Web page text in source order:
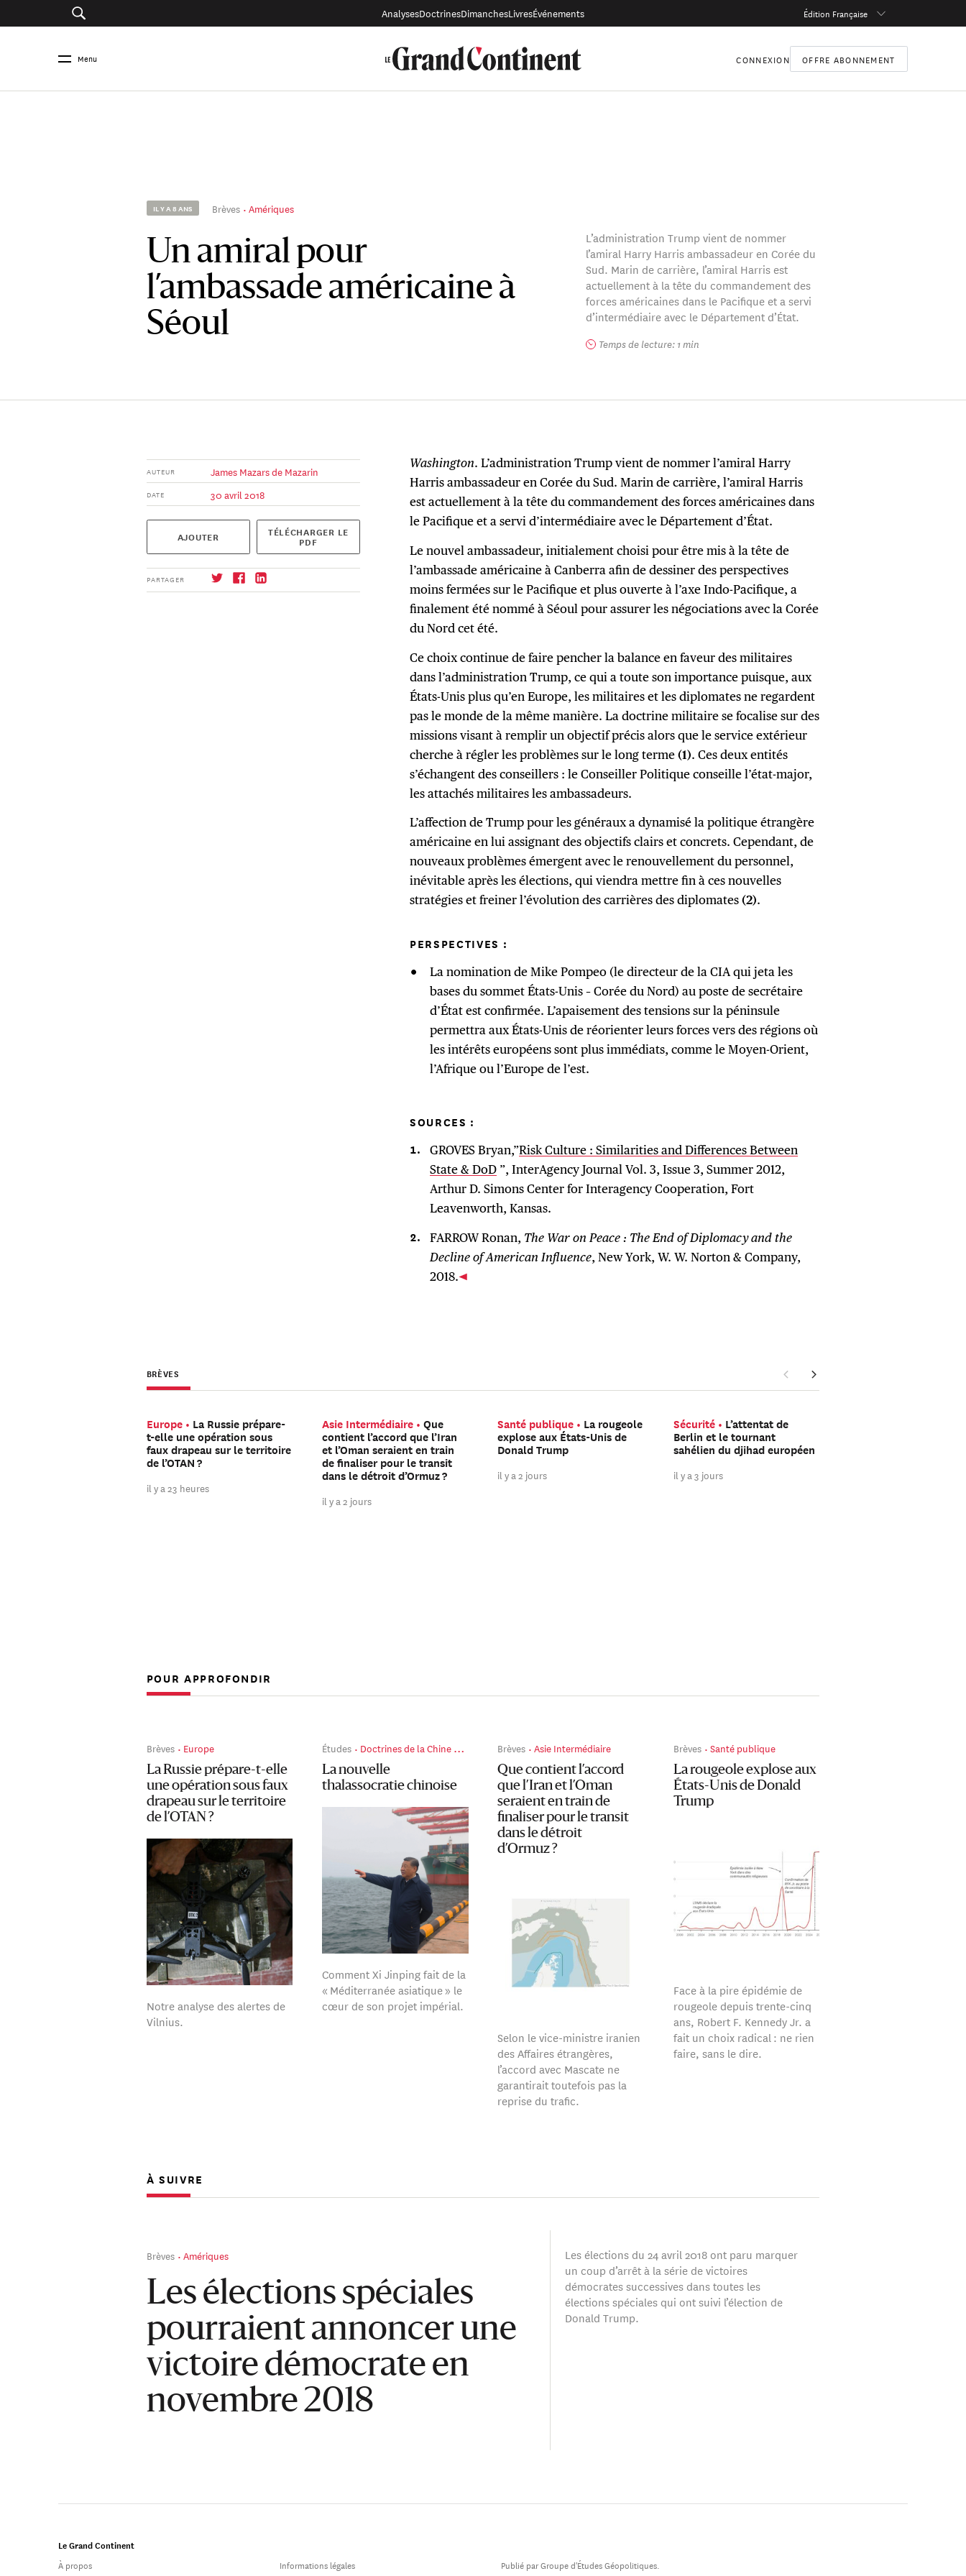
AnalysesDoctrinesDimanchesLivresÉvénements Édition Française
Menu CONNEXION OFFRE ABONNEMENT
IL Y A 8 ANS Brèves Amériques
Un amiral pour
l’ambassade américaine à
Séoul
L’administration Trump vient de nommer
l’amiral Harry Harris ambassadeur en Corée du
Sud. Marin de carrière, l’amiral Harris est
actuellement à la tête du commandement des
forces américaines dans le Pacifique et a servi
d’intermédiaire avec le Département d’État.
Temps de lecture: 1 min
AUTEUR James Mazars de Mazarin
DATE 30 avril 2018
AJOUTER TÉLÉCHARGER LE
PDF
PARTAGER
Washington. L’administration Trump vient de nommer l’amiral Harry
Harris ambassadeur en Corée du Sud. Marin de carrière, l’amiral Harris
est actuellement à la tête du commandement des forces américaines dans
le Pacifique et a servi d’intermédiaire avec le Département d’État.
Le nouvel ambassadeur, initialement choisi pour être mis à la tête de
l’ambassade américaine à Canberra afin de dessiner des perspectives
moins fermées sur le Pacifique et plus ouverte à l’axe Indo-Pacifique, a
finalement été nommé à Séoul pour assurer les négociations avec la Corée
du Nord cet été.
Ce choix continue de faire pencher la balance en faveur des militaires
dans l’administration Trump, ce qui a toute son importance puisque, aux
États-Unis plus qu’en Europe, les militaires et les diplomates ne regardent
pas le monde de la même manière. La doctrine militaire se focalise sur des
missions visant à remplir un objectif précis alors que le service extérieur
cherche à régler les problèmes sur le long terme(1). Ces deux entités
s’échangent des conseillers : le Conseiller Politique conseille l’état-major,
les attachés militaires les ambassadeurs.
L’affection de Trump pour les généraux a dynamisé la politique étrangère
américaine en lui assignant des objectifs clairs et concrets. Cependant, de
nouveaux problèmes émergent avec le renouvellement du personnel,
inévitable après les élections, qui viendra mettre fin à ces nouvelles
stratégies et freiner l’évolution des carrières des diplomates(2).
PERSPECTIVES :
La nomination de Mike Pompeo (le directeur de la CIA qui jeta les
bases du sommet États-Unis – Corée du Nord) au poste de secrétaire
d’État est confirmée. L’apaisement des tensions sur la péninsule
permettra aux États-Unis de réorienter leurs forces vers des régions où
les intérêts européens sont plus immédiats, comme le Moyen-Orient,
l’Afrique ou l’Europe de l’est.
SOURCES :
GROVES Bryan,”Risk Culture : Similarities and Differences Between
State & DoD”, InterAgency Journal Vol. 3, Issue 3, Summer 2012,
Arthur D. Simons Center for Interagency Cooperation, Fort
Leavenworth, Kansas.
FARROW Ronan, The War on Peace : The End of Diplomacy and the
Decline of American Influence, New York, W. W. Norton & Company,
2018.
BRÈVES
Europe
La Russie prépare-
t-elle une opération sous
faux drapeau sur le territoire
de l’OTAN ?
il y a 23 heures
Asie Intermédiaire
Que
contient l’accord que l’Iran
et l’Oman seraient en train
de finaliser pour le transit
dans le détroit d’Ormuz ?
il y a 2 jours
Santé publique
La rougeole
explose aux États-Unis de
Donald Trump
il y a 2 jours
Sécurité
L’attentat de
Berlin et le tournant
sahélien du djihad européen
il y a 3 jours
POUR APPROFONDIR
Brèves Europe
La Russie prépare-t-elle
une opération sous faux
drapeau sur le territoire
de l’OTAN ?
Notre analyse des alertes de
Vilnius.
Études Doctrines de la Chine de Xi Jinping
La nouvelle
thalassocratie chinoise
Comment Xi Jinping fait de la
« Méditerranée asiatique » le
cœur de son projet impérial.
Brèves Asie Intermédiaire
Que contient l’accord
que l’Iran et l’Oman
seraient en train de
finaliser pour le transit
dans le détroit
d’Ormuz ?
Selon le vice-ministre iranien
des Affaires étrangères,
l’accord avec Mascate ne
garantirait toutefois pas la
reprise du trafic.
Brèves Santé publique
La rougeole explose aux
États-Unis de Donald
Trump
Face à la pire épidémie de
rougeole depuis trente-cinq
ans, Robert F. Kennedy Jr. a
fait un choix radical : ne rien
faire, sans le dire.
À SUIVRE
Brèves Amériques
Les élections spéciales
pourraient annoncer une
victoire démocrate en
novembre 2018
Les élections du 24 avril 2018 ont paru marquer
un coup d’arrêt à la série de victoires
démocrates successives dans toutes les
élections spéciales qui ont suivi l’élection de
Donald Trump.
Le Grand Continent
À propos
Informations légales
Publié par Groupe d'Études Géopolitiques.